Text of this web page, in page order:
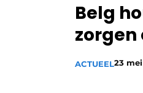
Belg
ACTUEEL23